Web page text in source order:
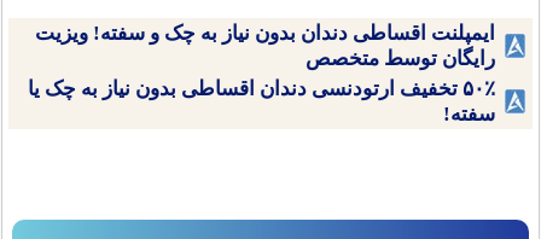
ایمپلنت اقساطی دندان بدون نیاز به چک و سفته! ویزیت
رایگان توسط متخصص
۵۰٪ تخفیف ارتودنسی دندان اقساطی بدون نیاز به چک یا
سفته!